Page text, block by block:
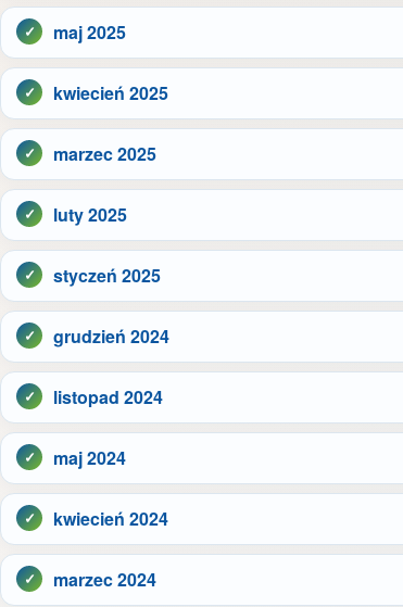
maj 2025
kwiecień 2025
marzec 2025
luty 2025
styczeń 2025
grudzień 2024
listopad 2024
maj 2024
kwiecień 2024
marzec 2024